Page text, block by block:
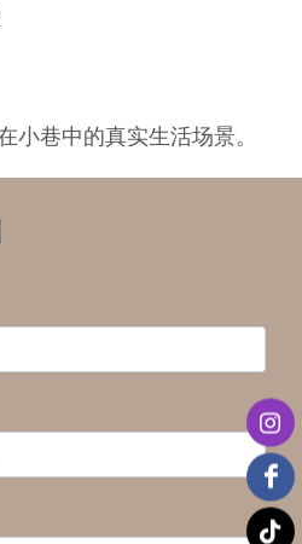
小巷中的真实生活场景。